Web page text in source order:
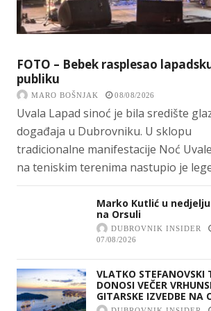
FOTO – Bebek rasplesao
publiku
MARO BOŠNJAK 08/08/2026
Uvala Lapad sinoć je bila središte
događaja u Dubrovniku. U sklopu
tradicionalne manifestacije Noć
na teniskim terenima nastupio je
Marko Kutlić u
na Orsuli
DUBROVNIK INSIDER
07/08/2026
VLATKO STEFANOVSKI
DONOSI VEČER
GITARSKE IZVEDBE NA